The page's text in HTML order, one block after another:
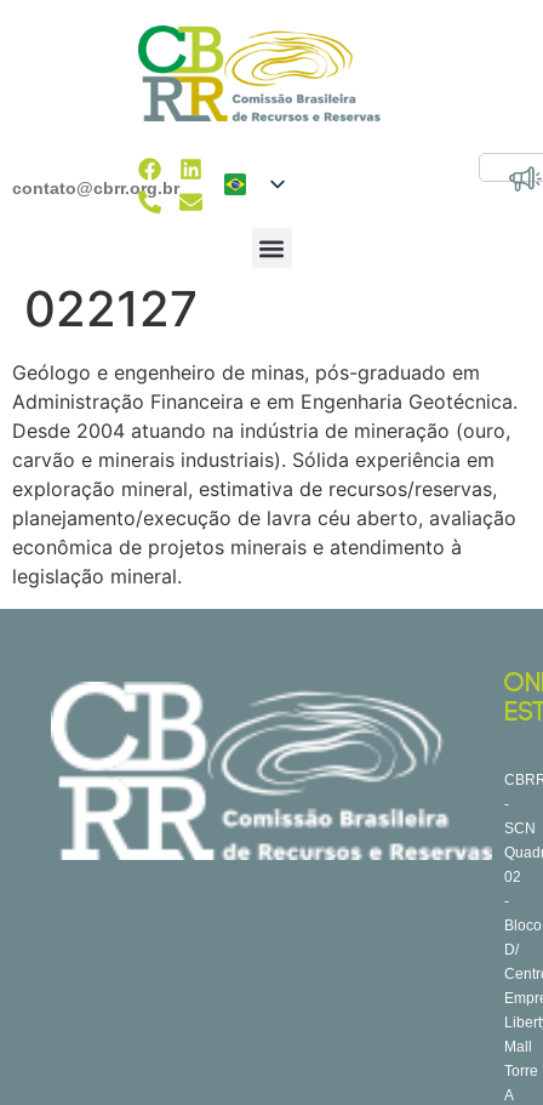
contato@cbrr.org.br
022127
Geólogo e engenheiro de minas, pós-graduado em
Administração Financeira e em Engenharia Geotécnica.
Desde 2004 atuando na indústria de mineração (ouro,
carvão e minerais industriais). Sólida experiência em
exploração mineral, estimativa de recursos/reservas,
planejamento/execução de lavra céu aberto, avaliação
econômica de projetos minerais e atendimento à
legislação mineral.
-
SCN
02
-
Bloco
D/
Mall
Torre
A